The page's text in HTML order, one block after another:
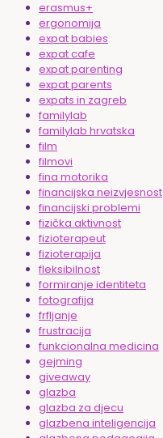
erasmus+
ergonomija
expat babies
expat cafe
expat parenting
expat parents
expats in zagreb
familylab
familylab hrvatska
film
filmovi
fina motorika
financijska neizvjesnost
financijski problemi
fizička aktivnost
fizioterapeut
fizioterapija
fleksibilnost
formiranje identiteta
fotografija
frfljanje
frustracija
funkcionalna medicina
gejming
giveaway
glazba
glazba za djecu
glazbena inteligencija